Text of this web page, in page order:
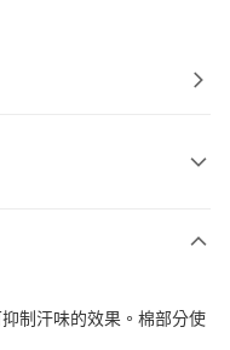
制汗味的效果。棉部分使